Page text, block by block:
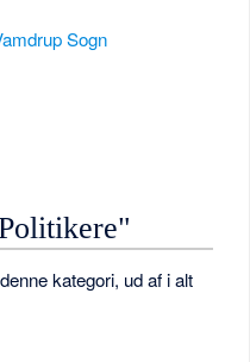
Sogn
kategori, ud af i alt